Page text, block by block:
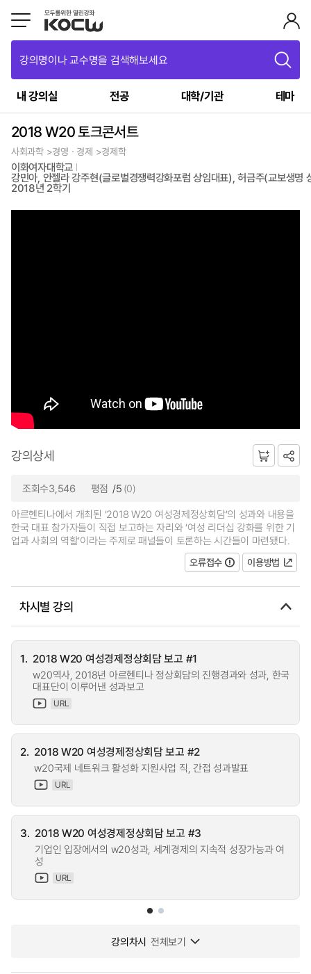
강의명이나 교수명을 검색해보세요
내 강의실 전공 대학/기관 테마
2018 W20 토크콘서트
사회과학 >경영ㆍ경제 >경제학
이화여자대학교
강민아, 안젤라 강주현(글로벌경쟁력강화포럼 상임대표), 허금주(교보생
2018년 2학기
강의상세
조회수3,546 평점 /5 (0)
아르헨티나에서 개최된 ‘2018 W20 여성경제정상회담’의 성과와 내용을
한국 대표 참가자들이 직접 보고하는 자리와 ‘여성 리더십 강화를 위한 기
업과 사회의 역할’이라는 주제로 패널들이 토론하는 시간들이 마련됐다.
오류접수
이용방법
차시별 강의
1. 2018 W20 여성경제정상회담 보고 #1
w20역사, 2018년 아르헨티나 정상회담의 진행경과와 성과, 한국
대표단이 이루어낸 성과보고
URL
2. 2018 W20 여성경제정상회담 보고 #2
w20국제 네트워크 활성화 지원사업 직, 간접 성과발표
URL
3. 2018 W20 여성경제정상회담 보고 #3
기업인 입장에서의 w20성과, 세계경제의 지속적 성장가능과 여
성
URL
강의차시 전체보기